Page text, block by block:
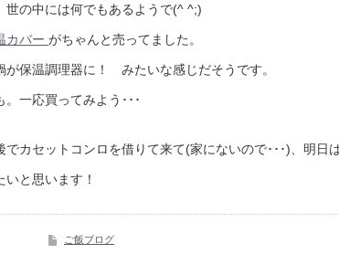
世の中には何でもあるようで(^ ^;)
カバー がちゃんと売ってました。
が保温調理器に！ みたいな感じだそうです。
。一応買ってみよう･･･
でカセットコンロを借りて来て(家にないので･･･)、明日
いと思います！
ご飯ブログ